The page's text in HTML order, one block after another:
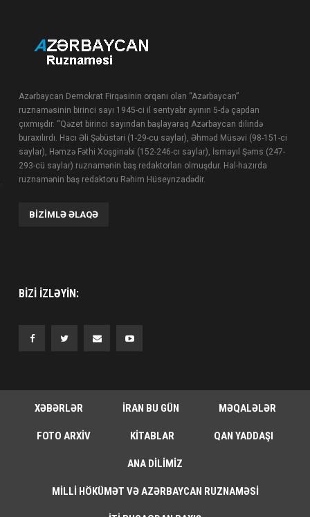
Azərbaycan Demokrat Firqəsinin orqanı olan “Azərbaycan”
ruznaməsinin birinci sayı 1945-ci il sentyabr ayının 5-də çapdan
çıxmışdır. “Qəzet birinci sayından başlayaraq Azərbaycan dilində
buraxılırdı. Hacı Əli Şəbüstəri (1-29-cu saylar), Əhməd Müsəvi (98-151-ci
saylar), Həmzə Fəthi Xoşginabi (152-246-cı saylar), İsmayıl Şəms (247-
293-cü saylar) ruznamənin baş redaktorları olmuşdur. Hal-hazırda
ruznamənin baş redaktoru Rəhim Hüseynzadədir.
BIZIMLƏ ƏLAQƏ
BIZI IZLƏYIN:
XƏBƏRLƏR İRAN BU GÜN MƏQALƏLƏR
FOTO ARXIV KITABLAR QAN YADDAŞI
ANA DILIMIZ
MILLI HÖKÜMƏT VƏ AZƏRBAYCAN RUZNAMƏSI